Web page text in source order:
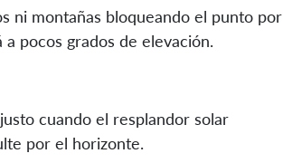
ni montañas bloqueando el punto por
pocos grados de elevación.
cuando el resplandor solar
por el horizonte.